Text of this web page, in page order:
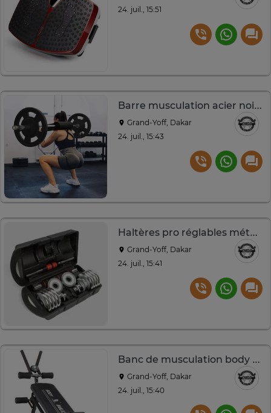
24. juil., 15:51
Barre musculation acier noir poids ajustables
Grand-Yoff, Dakar
24. juil., 15:43
Haltères pro réglables métal chromé avec coffret
Grand-Yoff, Dakar
24. juil., 15:41
Banc de musculation body bull multifonction noir digital
Grand-Yoff, Dakar
24. juil., 15:40